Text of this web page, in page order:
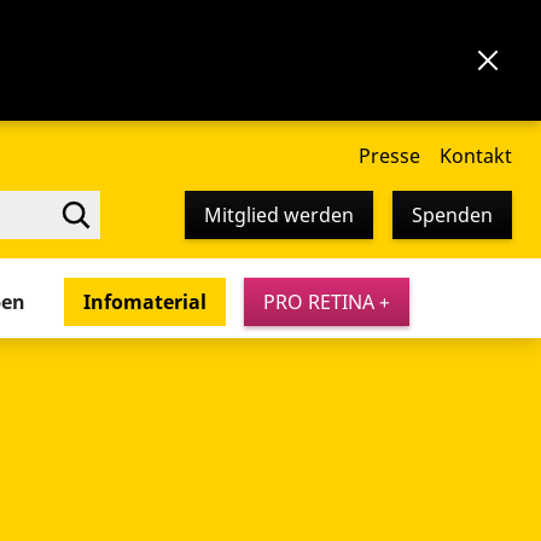
Presse Kontakt
Mitglied werden Spenden
Infomaterial PRO RETINA +